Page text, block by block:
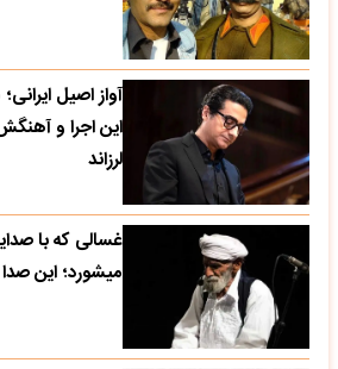
آواز اصیل
این اجرا و
لرزاند
غسالی که با
میشورد؛ این صدا